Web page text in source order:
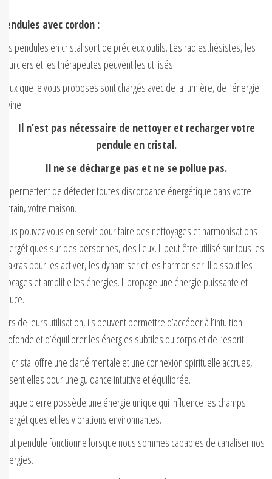
Pendules avec cordon :
Les pendules en cristal sont de précieux outils. Les radiesthésistes, les
sourciers et les thérapeutes peuvent les utilisés.
Ceux que je vous proposes sont chargés avec de la lumière, de l’énergie
divine.
Il n’est pas nécessaire de nettoyer et recharger votre
pendule en cristal.
Il ne se décharge pas et ne se pollue pas.
Ils permettent de détecter toutes discordance énergétique dans votre
terrain, votre maison.
Vous pouvez vous en servir pour faire des nettoyages et harmonisations
énergétiques sur des personnes, des lieux. Il peut être utilisé sur tous les
chakras pour les activer, les dynamiser et les harmoniser. Il dissout les
blocages et amplifie les énergies. Il propage une énergie puissante et
douce.
Lors de leurs utilisation, ils peuvent permettre d’accéder à l’intuition
profonde et d’équilibrer les énergies subtiles du corps et de l’esprit.
Ce cristal offre une clarté mentale et une connexion spirituelle accrues,
essentielles pour une guidance intuitive et équilibrée.
Chaque pierre possède une énergie unique qui influence les champs
énergétiques et les vibrations environnantes.
Tout pendule fonctionne lorsque nous sommes capables de canaliser nos
énergies.